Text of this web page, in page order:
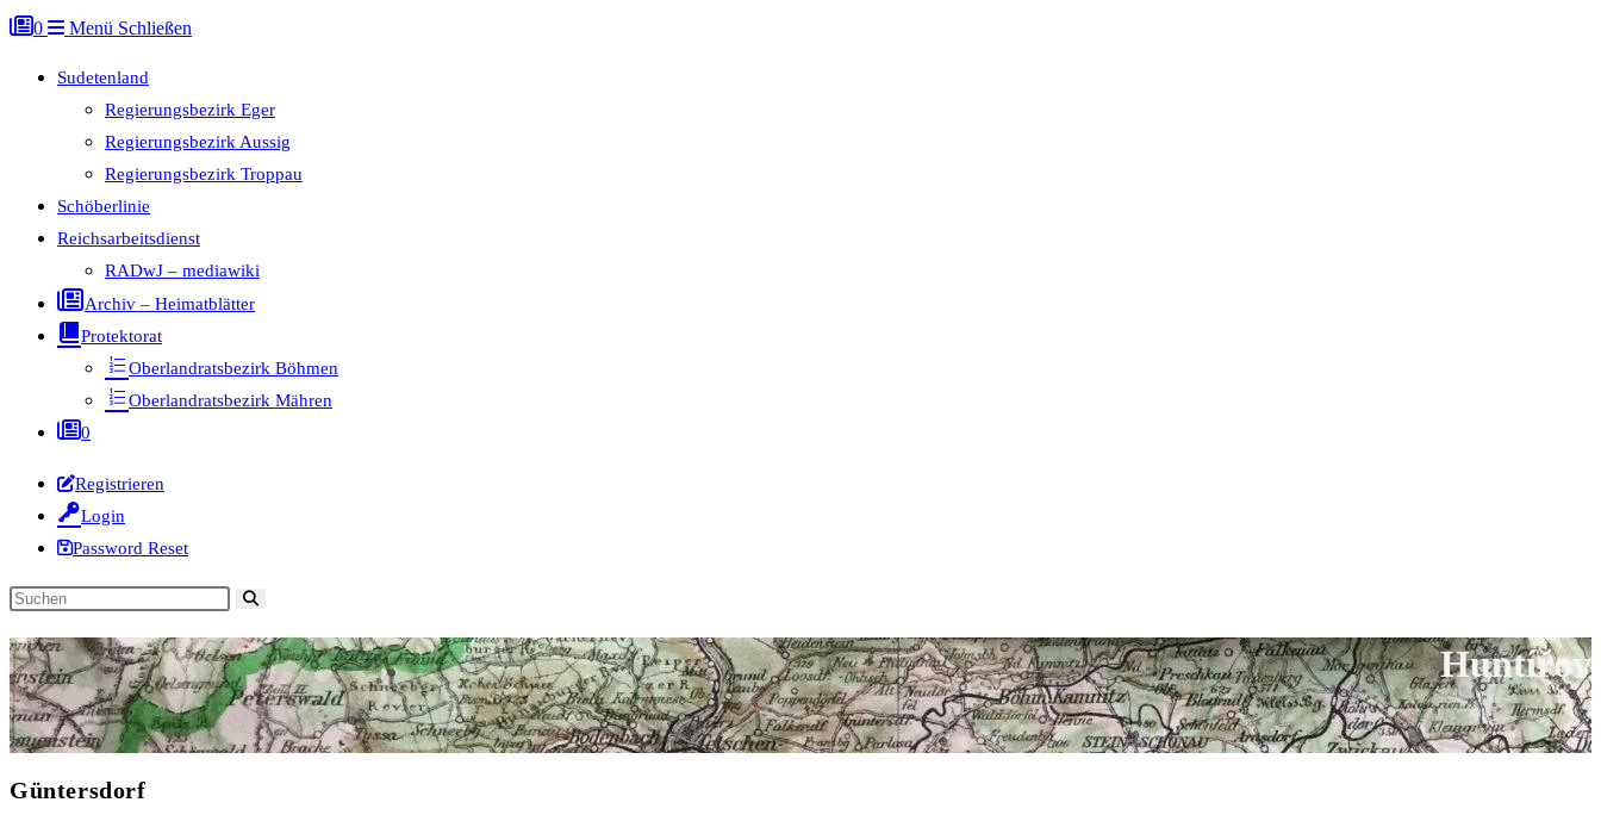
0 Menü Schließen
Sudetenland
Regierungsbezirk Eger
Regierungsbezirk Aussig
Regierungsbezirk Troppau
Schöberlinie
Reichsarbeitsdienst
RADwJ – mediawiki
Archiv – Heimatblätter
Protektorat
Oberlandratsbezirk Böhmen
Oberlandratsbezirk Mähren
0
Registrieren
Login
Password Reset
Diese
durchsuchen
Huntířov
Güntersdorf